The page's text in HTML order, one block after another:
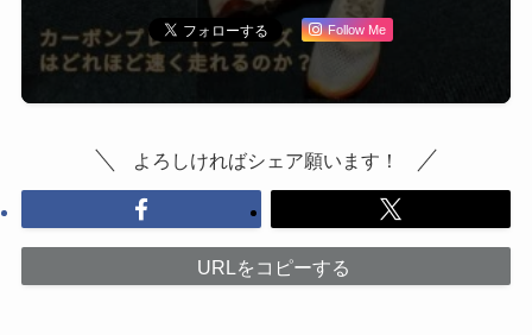
Follow Me
よろしければシェア願います！
URLをコピーする